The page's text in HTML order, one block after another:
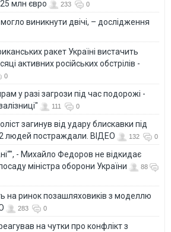
млн євро
233 0
виникнути двічі, – дослідження
ракет Україні вистачить
активних російських обстрілів -
0
у разі загрози під час подорожі -
111 0
загинув від удару блискавки під
людей постраждали. ВІДЕО
132 0
- Михайло Федоров не відкидає
міністра оборони України
88
на ринок позашляховиків з моделлю
283 0
на чутки про конфлікт з